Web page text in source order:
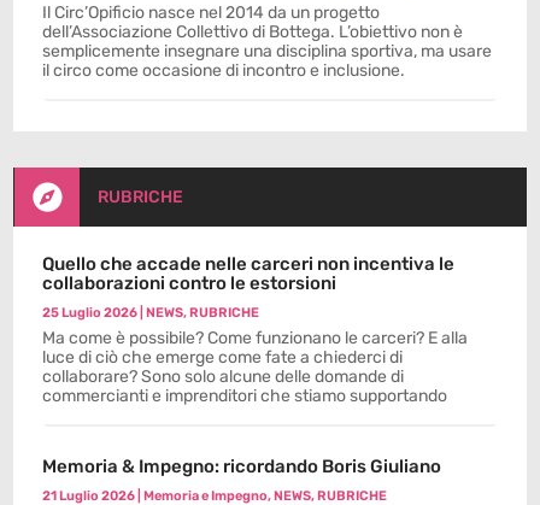
Il Circ’Opificio nasce nel 2014 da un progetto
dell’Associazione Collettivo di Bottega. L’obiettivo non è
semplicemente insegnare una disciplina sportiva, ma usare
il circo come occasione di incontro e inclusione.
 RUBRICHE
Quello che accade nelle carceri non incentiva le
collaborazioni contro le estorsioni
25 Luglio 2026 |NEWS,RUBRICHE
Ma come è possibile? Come funzionano le carceri? E alla
luce di ciò che emerge come fate a chiederci di
collaborare? Sono solo alcune delle domande di
commercianti e imprenditori che stiamo supportando
Memoria & Impegno: ricordando Boris Giuliano
21 Luglio 2026 |Memoria e Impegno,NEWS,RUBRICHE